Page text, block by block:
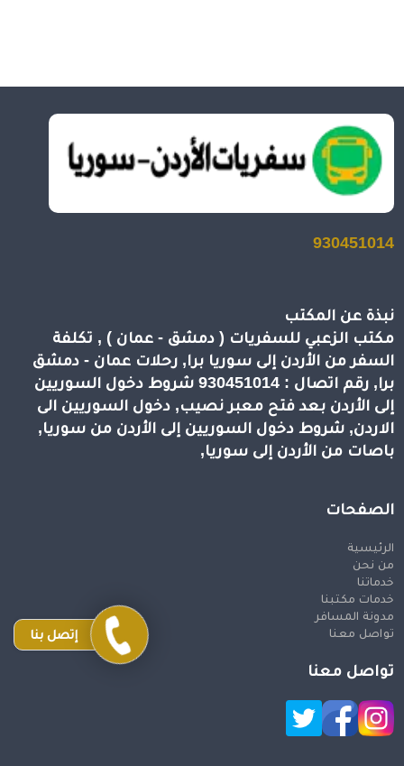
930451014
نبذة عن المكتب
مكتب الزعبي للسفريات ( دمشق - عمان ) , تكلفة
السفر من الأردن إلى سوريا برا, رحلات عمان - دمشق
برا, رقم اتصال : 930451014 شروط دخول السوريين
إلى الأردن بعد فتح معبر نصيب, دخول السوريين الى
الاردن, شروط دخول السوريين إلى الأردن من سوريا,
باصات من الأردن إلى سوريا,
الصفحات
الرئيسية
من نحن
خدماتنا
خدمات مكتبنا
مدونة المسافر
تواصل معنا
تواصل معنا
إتصل بنا